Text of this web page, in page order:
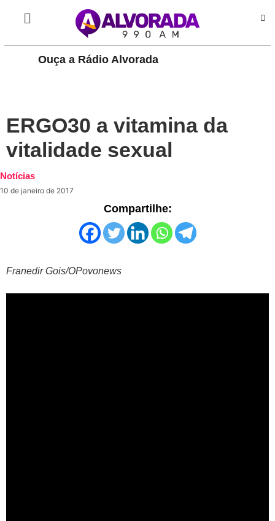
Ouça a Rádio Alvorada
ERGO30 a vitamina da
vitalidade sexual
Notícias
10 de janeiro de 2017
Compartilhe:
Franedir Gois/OPovonews